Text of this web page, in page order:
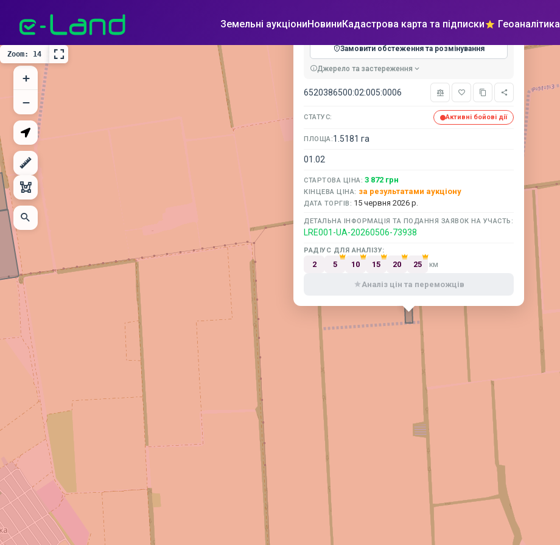
Земельні аукціониНовиниКадастрова карта та підписки Геоаналітика
Zoom: 14
Кадастрова карта
+
−
Замовити обстеження та розмінування
Джерело та застереження
6520386500:02:005:0006
СТАТУС: Активні бойові дії
ПЛОЩА:1.5181 га
01.02
СТАРТОВА ЦІНА: 3 872 грн
КІНЦЕВА ЦІНА: за результатами аукціону
ДАТА ТОРГІВ: 15 червня 2026 р.
ДЕТАЛЬНА ІНФОРМАЦІЯ ТА ПОДАННЯ ЗАЯВОК НА УЧАСТЬ:
LRE001-UA-20260506-73938
РАДІУС ДЛЯ АНАЛІЗУ:
2 5 10 15 20 25 км
Аналіз цін та переможців